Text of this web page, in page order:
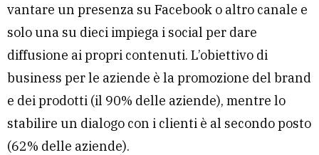
vantare un presenza su Facebook o altro canale e
solo una su dieci impiega i social per dare
diffusione ai propri contenuti. L’obiettivo di
business per le aziende è la promozione del brand
e dei prodotti (il 90% delle aziende), mentre lo
stabilire un dialogo con i clienti è al secondo posto
(62% delle aziende).